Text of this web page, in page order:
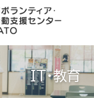
IT・教育